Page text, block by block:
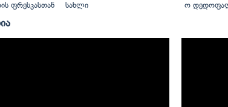
ფრესკასთან სახლი ო